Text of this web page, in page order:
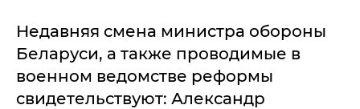
Недавняя смена министра обороны
Беларуси, а также проводимые в
военном ведомстве реформы
свидетельствуют: Александр